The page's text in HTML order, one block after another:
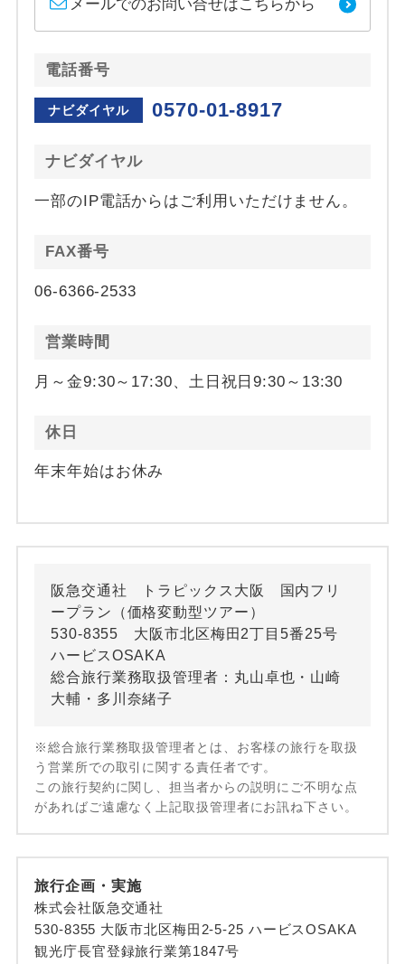
メールでのお問い合せはこちらから
電話番号
ナビダイヤル 0570-01-8917
ナビダイヤル
一部のIP電話からはご利用いただけません。
FAX番号
06-6366-2533
営業時間
月～金9:30～17:30、土日祝日9:30～13:30
休日
年末年始はお休み
阪急交通社 トラピックス大阪 国内フリ
ープラン（価格変動型ツアー）
530-8355 大阪市北区梅田2丁目5番25号
ハービスOSAKA
総合旅行業務取扱管理者：丸山卓也・山崎
大輔・多川奈緒子
※総合旅行業務取扱管理者とは、お客様の旅行を取扱
う営業所での取引に関する責任者です。
この旅行契約に関し、担当者からの説明にご不明な点
があればご遠慮なく上記取扱管理者にお訊ね下さい。
旅行企画・実施
株式会社阪急交通社
530-8355 大阪市北区梅田2-5-25 ハービスOSAKA
観光庁長官登録旅行業第1847号